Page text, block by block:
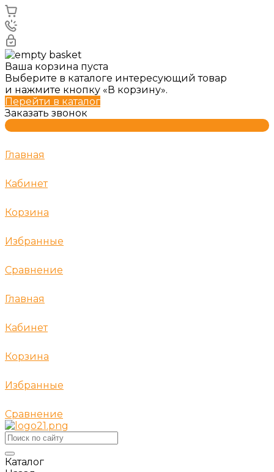
Ваша корзина пуста
Выберите в каталоге интересующий товар
и нажмите кнопку «В корзину».
Перейти в каталог
Заказать звонок
Главная
Кабинет
Корзина
Избранные
Сравнение
Главная
Кабинет
Корзина
Избранные
Сравнение
Каталог